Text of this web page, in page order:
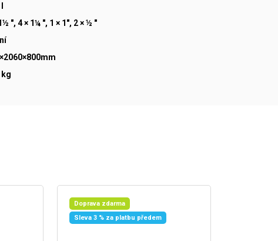
", 4 × 1¼ ", 1 × 1", 2 × ½ "
kg
Doprava zdarma
Sleva 3 % za platbu předem